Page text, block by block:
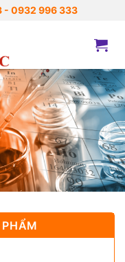
- 0932 996 333